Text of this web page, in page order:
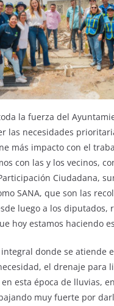
la fuerza del
las necesidades
más impacto con el
con las y los vecinos,
Ciudadana,
SANA, que son las
luego a los diputados,
hoy estamos haciendo
integral donde se atiende
el drenaje para
esta época de lluvias,
muy fuerte por